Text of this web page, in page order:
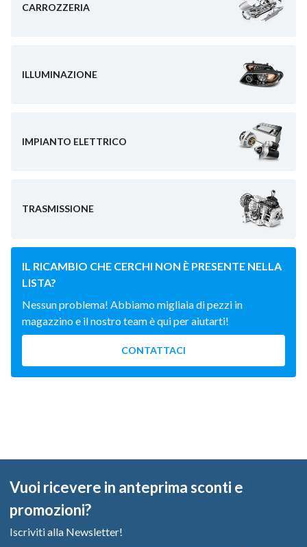
CARROZZERIA
ILLUMINAZIONE
IMPIANTO ELETTRICO
TRASMISSIONE
IL RICAMBIO CHE CERCHI NON È PRESENTE NELLA
LISTA?
Nessun problema! Abbiamo migliaia di pezzi in
magazzino e il nostro team è qui per aiutarti!
CONTATTACI
Vuoi ricevere in anteprima sconti e
promozioni?
Iscriviti alla Newsletter!